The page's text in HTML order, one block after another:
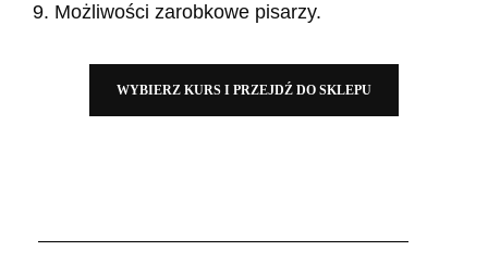
Możliwości zarobkowe pisarzy.
WYBIERZ KURS I PRZEJDŹ DO SKLEPU